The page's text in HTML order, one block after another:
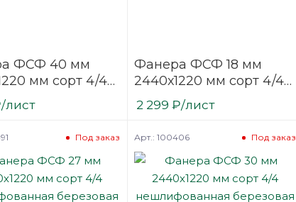
ФСФ 40 мм
мм сорт 4/4
/лист
Фанера ФСФ 18 мм
2440х1220 мм сорт 4/4
нешлифованная
березовая
2 299 ₽/лист
Под заказ Под заказ
Арт.: 100406